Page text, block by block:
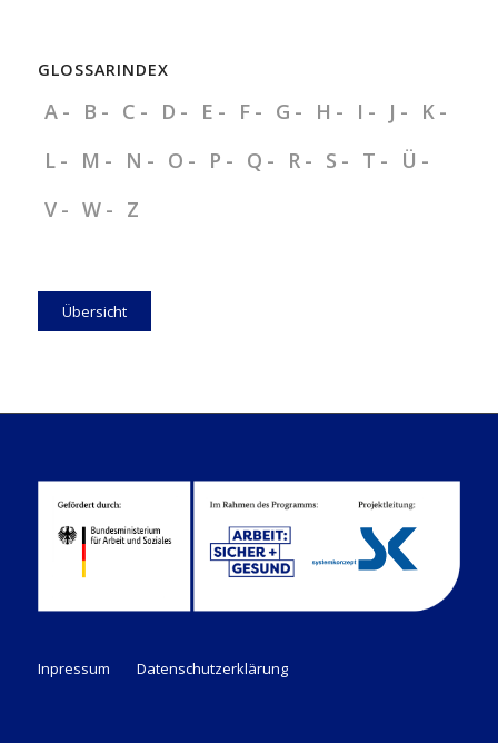
GLOSSARINDEX
A B C D E F G H I J
K
L
M N O P Q R S T
Ü
V
W Z
Übersicht
Inpressum Datenschutzerklärung